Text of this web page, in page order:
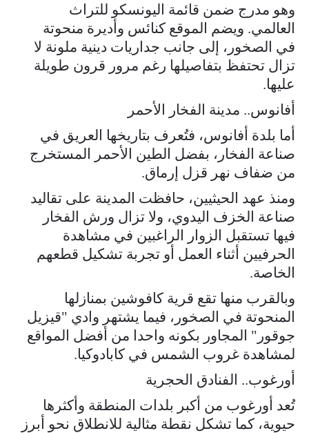
وهو مدرج ضمن قائمة اليونسكو للتراث
العالمي. ويضم الموقع كنائس وأديرة منحوتة
في الصخور، إلى جانب جداريات دينية ملونة لا
تزال تحتفظ بتفاصيلها رغم مرور قرون طويلة
عليها.
أفانوس.. مدينة الفخار الأحمر
أما بلدة أفانوس، فتُعرف بتاريخها العريق في
صناعة الفخار، بفضل الطين الأحمر المستخرج
من ضفاف نهر قزل إرماق.
ومنذ عهد الحيثيين، حافظت المدينة على تقاليد
صناعة الخزف اليدوي، ولا تزال ورش الفخار
فيها تستقبل الزوار الراغبين في مشاهدة
الحرفيين أثناء العمل أو تجربة تشكيل قطعهم
الخاصة.
وبالقرب منها تقع قرية كافوشين بمنازلها
المنحوتة في الصخور، فيما يشتهر وادي "قيزيل
جوقور" المجاور بكونه واحدا من أفضل المواقع
لمشاهدة غروب الشمس في كابادوكيا.
أورغوب.. الفنادق الحجرية
تُعد أورغوب من أكبر بلدات المنطقة وأكثرها
حيوية، كما تشكل نقطة مثالية للانطلاق نحو أبرز